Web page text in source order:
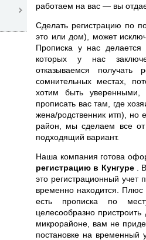
работаем на вас — вы
Сделать регистрацию по
это или дом), может
Прописка у нас
которых у нас
отказываемся получать
сомнительных местах,
хотим быть
прописать вас там, где
жена/родственник итп), но
район, мы сделаем все
подходящий вариант.
Наша компания готова
регистрацию в Кунгуре
.
это регистрационный учет
временно находится. Плюс
есть прописка по
целесообразно
микрорайоне, вам не
постановке на временный